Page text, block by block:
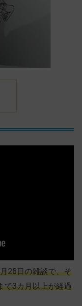
26日の雑談で、そ
で3カ月以上が経過